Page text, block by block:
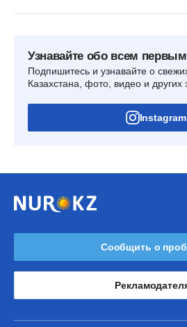
Узнавайте обо всем
Подпишитесь и узнавайте о
Казахстана, фото, видео и других
Instagram
Сообщить о